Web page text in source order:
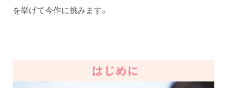
を挙げて今作に挑みます。